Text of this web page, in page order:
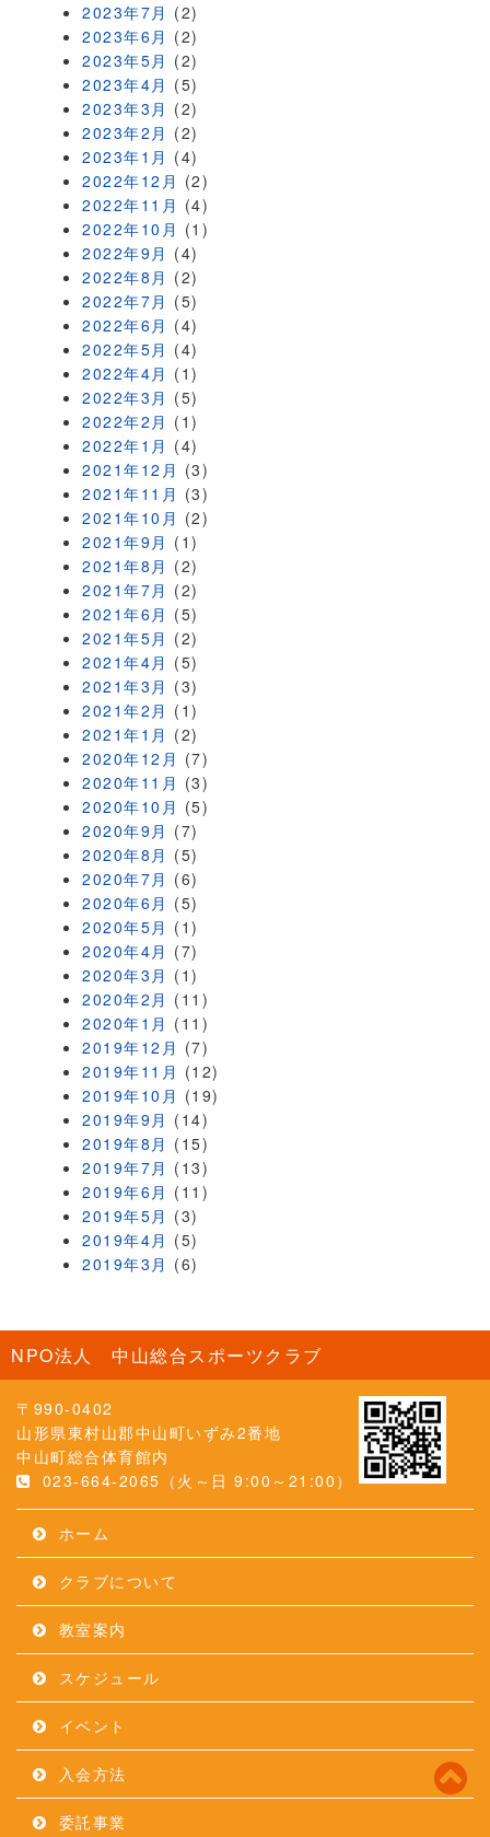
2023年7月 (2)
2023年6月 (2)
2023年5月 (2)
2023年4月 (5)
2023年3月 (2)
2023年2月 (2)
2023年1月 (4)
2022年12月 (2)
2022年11月 (4)
2022年10月 (1)
2022年9月 (4)
2022年8月 (2)
2022年7月 (5)
2022年6月 (4)
2022年5月 (4)
2022年4月 (1)
2022年3月 (5)
2022年2月 (1)
2022年1月 (4)
2021年12月 (3)
2021年11月 (3)
2021年10月 (2)
2021年9月 (1)
2021年8月 (2)
2021年7月 (2)
2021年6月 (5)
2021年5月 (2)
2021年4月 (5)
2021年3月 (3)
2021年2月 (1)
2021年1月 (2)
2020年12月 (7)
2020年11月 (3)
2020年10月 (5)
2020年9月 (7)
2020年8月 (5)
2020年7月 (6)
2020年6月 (5)
2020年5月 (1)
2020年4月 (7)
2020年3月 (1)
2020年2月 (11)
2020年1月 (11)
2019年12月 (7)
2019年11月 (12)
2019年10月 (19)
2019年9月 (14)
2019年8月 (15)
2019年7月 (13)
2019年6月 (11)
2019年5月 (3)
2019年4月 (5)
2019年3月 (6)
NPO法人 中山総合スポーツクラブ
〒990-0402
山形県東村山郡中山町いずみ2番地
中山町総合体育館内
023-664-2065（火～日 9:00～21:00）
ホーム
クラブについて
教室案内
スケジュール
イベント
入会方法
委託事業